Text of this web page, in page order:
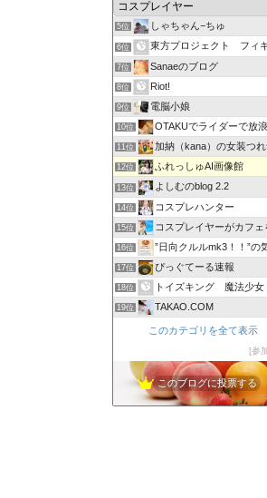
5位 しゃちゃん−ちゅ
6位 東方プロジェクト フィギュア通販
7位 Sanaeのブログ
8位 Riot!
9位 電脳小娘
10位 OTAKUでライダーで放浪厨な腐女子の
11位 加納（kana）の女装つれづれ
12位 ふれっしゅAI画像館
13位 よしむのblog 2.2
14位 コスプレハンター
15位 コスプレイヤーがカフェをはじめるブ
16位 ”日向クルルmk3！！”の気まぐれブ
17位 ぴっぐてーる速報
18位 トイズキング 魔法少女 変身グッズ 買取専門
19位 TAKAO.COM
このカテゴリを全て表示
参
このブログに投票する